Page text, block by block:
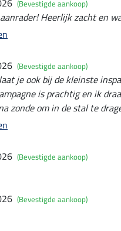
(Bevestigde aankoop)
Heerlijk zacht en
(Bevestigde aankoop)
je ook bij de kleinste
is prachtig en ik
zonde om in de stal te
(Bevestigde aankoop)
(Bevestigde aankoop)